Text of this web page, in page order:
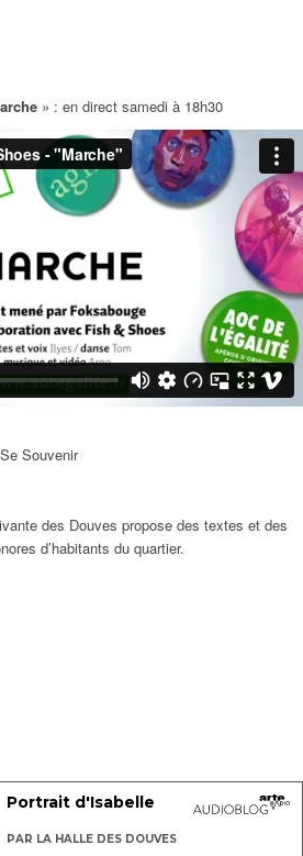
» : en direct samedi à 18h30
Souvenir
des Douves propose des textes et des
d’habitants du quartier.